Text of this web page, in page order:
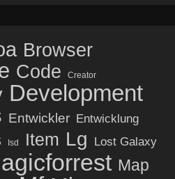
Browser
Code Creator
Development
Entwickler Entwicklung
Isd Item Lg Lost Galaxy
Map